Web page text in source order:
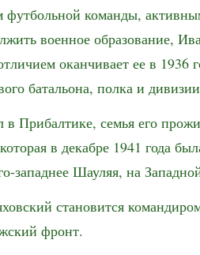
команды,
военное образование,
оканчивает ее в 1936
батальона, полка и
Прибалтике, семья его
в декабре 1941 года
западнее Шауляя, на
становится
фронт.